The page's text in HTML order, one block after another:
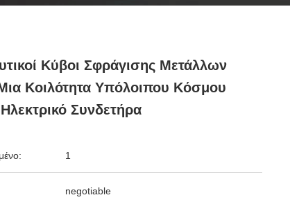
Κύβοι Σφράγισης Μετάλλων
Κοιλότητα Υπόλοιπου Κόσμου
Συνδετήρα
1
negotiable